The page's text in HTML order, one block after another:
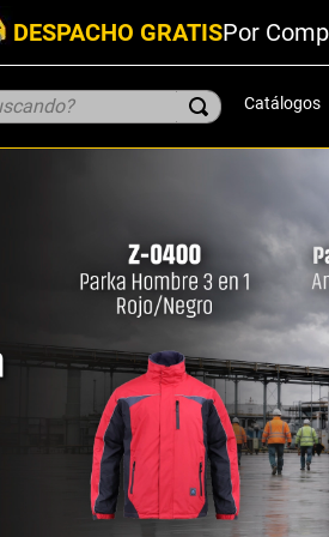
DESPACHO GRATISPor
Catálogos